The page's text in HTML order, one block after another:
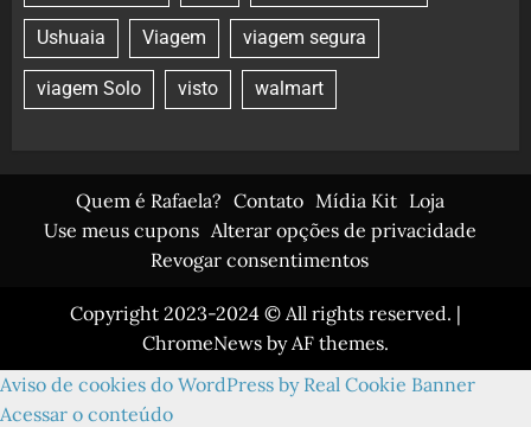
Ushuaia Viagem viagem segura
viagem Solo visto walmart
Quem é Rafaela? Contato Mídia Kit Loja
Use meus cupons Alterar opções de privacidade
Revogar consentimentos
Copyright 2023-2024 © All rights reserved. |
ChromeNews by AF themes.
Aviso de cookies do WordPress by Real Cookie Banner
Acessar o conteúdo